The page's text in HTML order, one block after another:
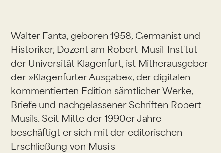
Walter Fanta, geboren 1958, Germanist und
Historiker, Dozent am Robert-Musil-Institut
der Universität Klagenfurt, ist Mitherausgeber
der »Klagenfurter Ausgabe«, der digitalen
kommentierten Edition sämtlicher Werke,
Briefe und nachgelassener Schriften Robert
Musils. Seit Mitte der 1990er Jahre
beschäftigt er sich mit der editorischen
Erschließung von Musils